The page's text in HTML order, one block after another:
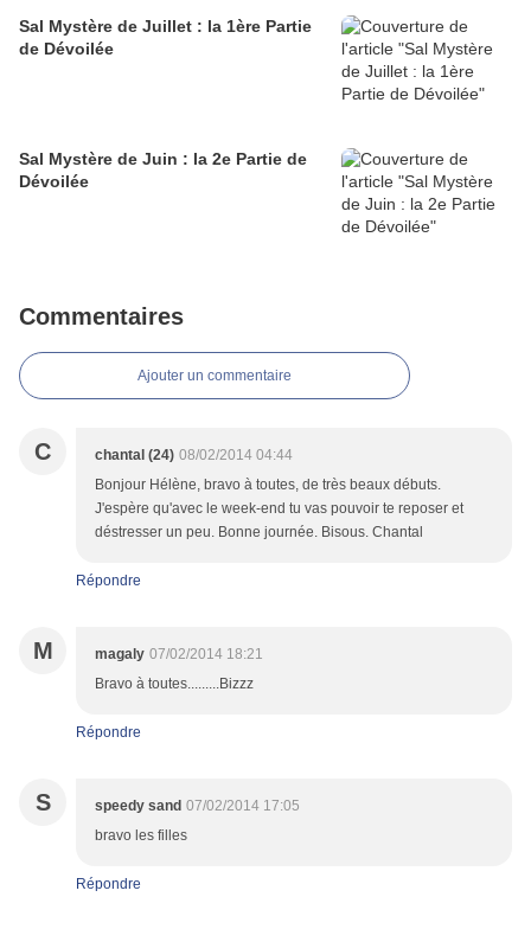
Sal Mystère de Juillet : la 1ère Partie
de Dévoilée
Sal Mystère de Juin : la 2e Partie de
Dévoilée
Commentaires
Ajouter un commentaire
C chantal (24) 08/02/2014 04:44
Bonjour Hélène, bravo à toutes, de très beaux débuts.
J'espère qu'avec le week-end tu vas pouvoir te reposer et
déstresser un peu. Bonne journée. Bisous. Chantal
Répondre
M magaly 07/02/2014 18:21
Bravo à toutes.........Bizzz
Répondre
S speedy sand 07/02/2014 17:05
bravo les filles
Répondre